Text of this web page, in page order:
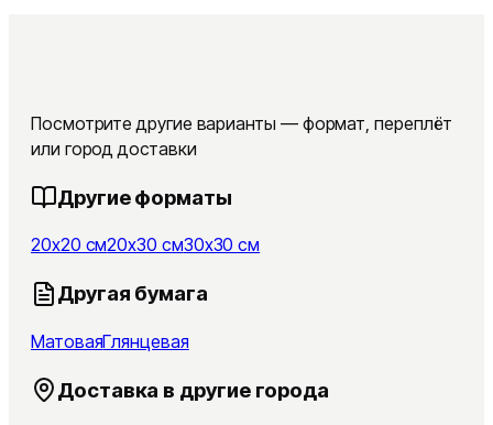
Посмотрите другие варианты — формат, переплёт
или город доставки
Другие форматы
20x20 см20x30 см30x30 см
Другая бумага
МатоваяГлянцевая
Доставка в другие города